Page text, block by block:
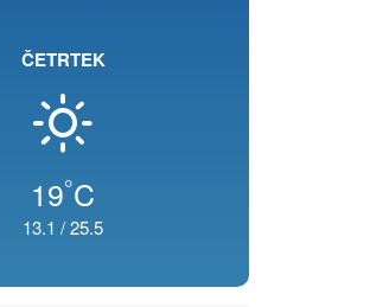
ČETRTEK
19°C
13.1 /25.5